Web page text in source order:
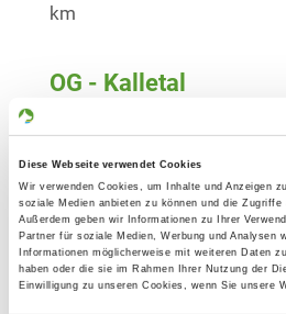
Diese Webseite verwendet Cookies
Wir verwenden Cookies, um Inhalte und Anzeigen
soziale Medien anbieten zu können und die
Außerdem geben wir Informationen zu Ihrer
Partner für soziale Medien, Werbung und Analysen
Informationen möglicherweise mit weiteren Daten
haben oder die sie im Rahmen Ihrer Nutzung der
Einwilligung zu unseren Cookies, wenn Sie unsere
km
OG - Kalletal
32689 Kalletal
OG - Minden
Friedrich-Wilhelm-Straße 87
32423 Minden